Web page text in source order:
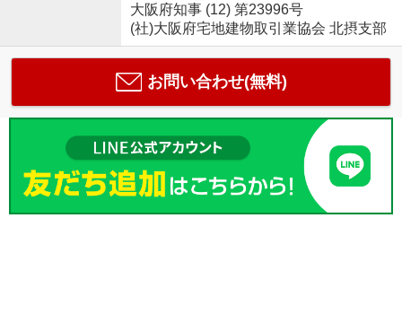
大阪府知事 (12) 第23996号
(社)大阪府宅地建物取引業協会 北摂支部
お問い合わせ(無料)